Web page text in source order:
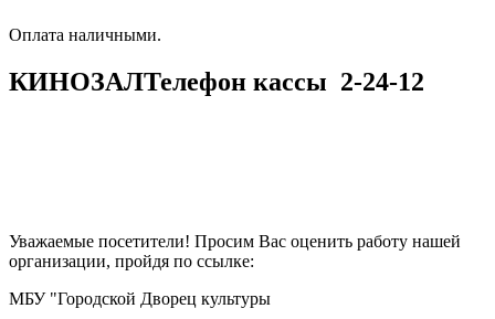
​​​​​​​Оплата наличными.
КИНОЗАЛТелефон кассы 2-24-12
Уважаемые посетители! Просим Вас оценить работу нашей
организации, пройдя по ссылке:
МБУ "Городской Дворец культуры